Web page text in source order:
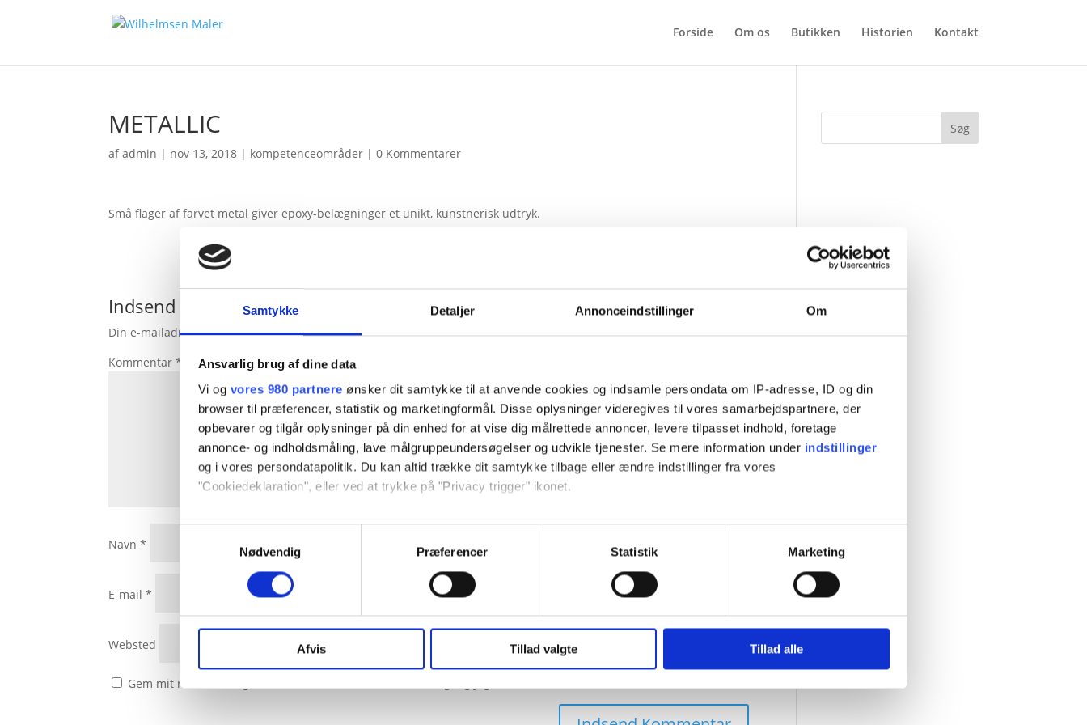
Samtykke Detaljer Annonceindstillinger Om
Ansvarlig brug af dine data
Vi og vores 980 partnere ønsker dit samtykke til at anvende cookies og indsamle persondata om IP-adresse, ID og din
browser til præferencer, statistik og marketingformål. Disse oplysninger videregives til vores samarbejdspartnere, der
opbevarer og tilgår oplysninger på din enhed for at vise dig målrettede annoncer, levere tilpasset indhold, foretage
annonce- og indholdsmåling, lave målgruppeundersøgelser og udvikle tjenester. Se mere information under indstillinger
og i vores persondatapolitik. Du kan altid trække dit samtykke tilbage eller ændre indstillinger fra vores
"Cookiedeklaration", eller ved at trykke på "Privacy trigger" ikonet.
Dine valg anvendes på hele websitet.
vores trafik. Vi deler også oplysninger om din brug af vores hjemmeside med vores partnere inden for sociale medier,
Nødvendig
Præferencer Statistik Marketing
Afvis Tillad valgte Tillad alle
Forside Om os Butikken Historien Kontakt
METALLIC
afadmin | nov 13, 2018 | kompetenceområder |0 Kommentarer
Små flager af farvet metal giver epoxy-belægninger et unikt, kunstnerisk udtryk.
Indsend Kommentar
Din e-mailadresse vil ikke blive publiceret. Krævede felter er markeret med*
Kommentar*
Navn*
E-mail*
Websted
Gem mit navn, mail og websted i denne browser til næste gang jeg kommenterer.